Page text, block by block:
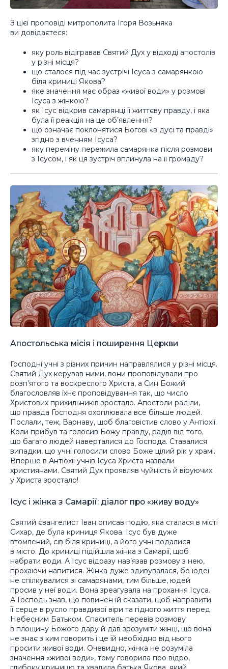
З цієї проповіді митрополита Ігоря Возьняка
ви довідаєтеся:
яку роль відігравав Святий Дух у відході апостолів
у різні місця?
що сталося під час зустрічі Ісуса з самарянкою
біля криниці Якова?
яке значення має образ «живої води» у розмові
Ісуса з жінкою?
як Ісус відкрив самарянці її життєву правду, і яка
була її реакція на це об’явлення?
що означає поклонятися Богові «в дусі та правді»
згідно з вченням Ісуса?
яку переміну пережила самарянка після розмови
з Ісусом, і як ця зустріч вплинула на її громаду?
Апостольська місія і поширення Церкви
Господні учні з різних причин направлялися у різні місця.
Святий Дух керував ними, вони проповідували про
розп’ятого та воскреслого Христа, а Син Божий
благословляв їхнє проповідування так, що число
Христових прихильників зростало. Апостоли раділи,
що правда Господня охоплювала все більше людей.
Послали, теж, Варнаву, щоб благовістив слово у Антіохії.
Коли прибув та голосив Божу правду, радів від того,
що багато людей наверталися до Господа. Ставалися
випадки, що учні голосили слово Боже цілий рік у храмі.
Вперше в Антіохії учнів Ісуса Христа назвали
християнами. Святий Дух проявляв чуйність й віруючих
у Христа зростало!
Ісус і жінка з Самарії: діалог про «живу воду»
Святий євангелист Іван описав подію, яка сталася в місті
Сихар, де була криниця Якова. Ісус був дуже
втомлений, сів біля криниці, а його учні подалися
в місто. До криниці підійшла жінка з Самарії, щоб
набрати води. А Ісус відразу нав’язав розмову з нею,
прохаючи напитися. Жінка дуже здивувалася, бо юдеї
не спілкувалися зі самарянами, тим більше, юдей
просив у неї води. Вона зреагувала на прохання Ісуса.
А Господь знав, що повинен їй сказати, щоб направити
її серце в русло правдивої віри та гідного життя перед
Небесним Батьком. Спаситель перевів розмову
в площину Божого дару й дав зрозуміти жінці, що вона
не знає з ким говорить і це їй необхідно від нього
просити живої води. Очевидно, жінка не розуміла
значення «живої води», тому говорила про відро,